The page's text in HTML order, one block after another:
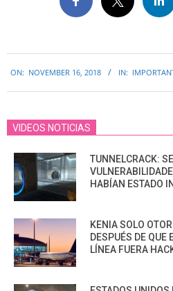
11-
16
ON: NOVEMBER 16, 2018 IN:
VIDEOS NOTICIAS
TUNNELCRACK:
HABÍAN ESTADO
KENIA SOLO
DESPUÉS DE QUE
LÍNEA FUERA